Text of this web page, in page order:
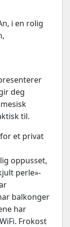
i en rolig
deg
til.
for et privat
oppusset,
perle»-
balkonger
har
Frokost